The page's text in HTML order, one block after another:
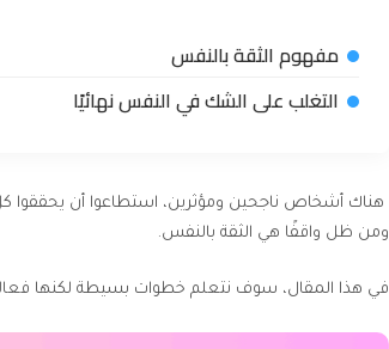
مفهوم الثقة بالنفس
التغلب على الشك في النفس نهائيًا
هناك أشخاص ناجحين ومؤثرين، استطاعوا أن يحققوا
ومن ظل واقفًا هي الثقة بالنفس.
في هذا المقال، سوف نتعلم خطوات بسيطة لكنها